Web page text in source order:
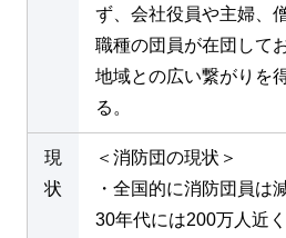
ず、会社役員や主婦、
職種の団員が在団して
地域との広い繋がりを
る。
現
状
＜消防団の現状＞
・全国的に消防団員は
30年代には200万人近